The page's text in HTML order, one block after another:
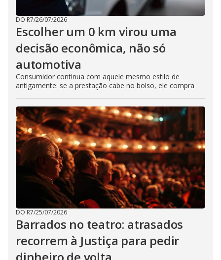
DO R7/26/07/2026
Escolher um 0 km virou uma
decisão econômica, não só
automotiva
Consumidor continua com aquele mesmo estilo de
antigamente: se a prestação cabe no bolso, ele compra
DO R7/25/07/2026
Barrados no teatro: atrasados
recorrem à Justiça para pedir